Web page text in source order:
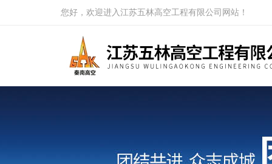
您好，欢迎进入江苏五林高空工程有限公司网站！